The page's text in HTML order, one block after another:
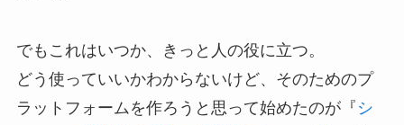
でもこれはいつか、きっと人の役に立つ。
どう使っていいかわからないけど、そのためのプ
ラットフォームを作ろうと思って始めたのが『 シ